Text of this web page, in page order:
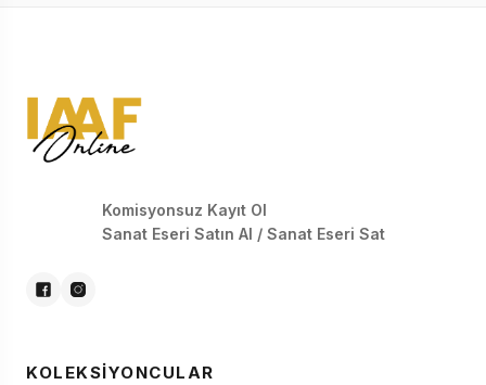
Komisyonsuz Kayıt Ol
Sanat Eseri Satın Al / Sanat Eseri Sat
KOLEKSIYONCULAR